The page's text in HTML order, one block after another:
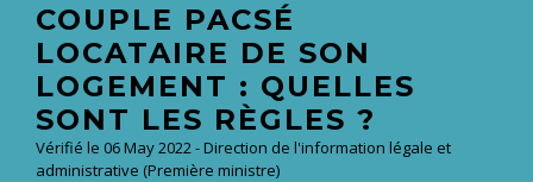
COUPLE PACSÉ
LOCATAIRE DE SON
LOGEMENT : QUELLES
SONT LES RÈGLES ?
Vérifié le 06 May 2022 - Direction de l'information légale et
administrative (Première ministre)